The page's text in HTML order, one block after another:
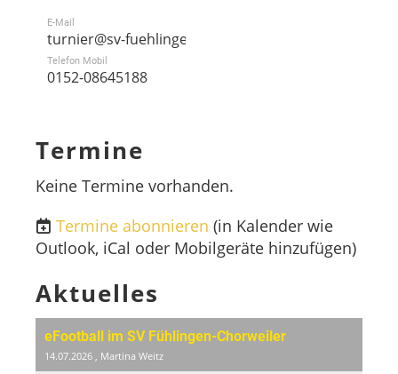
E-Mail
turnier@sv-fuehlingen.de
Telefon Mobil
0152-08645188
Termine
Keine Termine vorhanden.
Termine abonnieren (in Kalender wie
Outlook, iCal oder Mobilgeräte hinzufügen)
Aktuelles
eFootball im SV Fühlingen-Chorweiler
14.07.2026 , Martina Weitz